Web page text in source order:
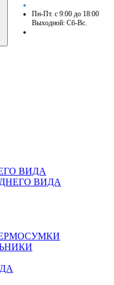
Пн-Пт. с 9:00 до 18:00
Выходной: Сб-Вс.
ВИДА
ВИДА